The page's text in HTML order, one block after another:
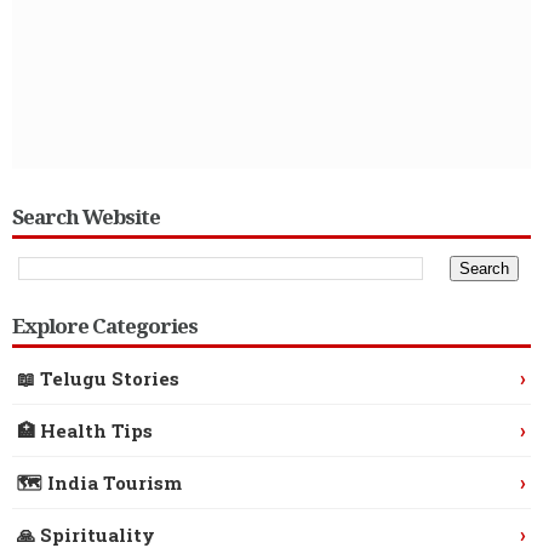
Search Website
Explore Categories
📖 Telugu Stories ›
🏥 Health Tips ›
🗺️ India Tourism ›
🙏 Spirituality ›